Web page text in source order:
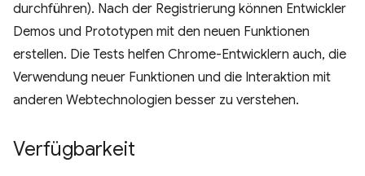
durchführen). Nach der Registrierung können Entwickler
Demos und Prototypen mit den neuen Funktionen
erstellen. Die Tests helfen Chrome-Entwicklern auch, die
Verwendung neuer Funktionen und die Interaktion mit
anderen Webtechnologien besser zu verstehen.
Verfügbarkeit